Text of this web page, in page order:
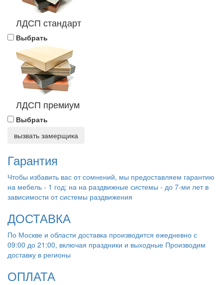
ЛДСП стандарт
Выбрать
ЛДСП премиум
Выбрать
вызвать замерщика
Гарантия
Чтобы избавить вас от сомнений, мы предоставляем гарантию
на мебель - 1 год; на на раздвижные системы - до 7-ми лет в
зависимости от системы раздвижения
ДОСТАВКА
По Москве и области доставка производится ежедневно с
09:00 до 21:00, включая праздники и выходные Производим
доставку в регионы
ОПЛАТА